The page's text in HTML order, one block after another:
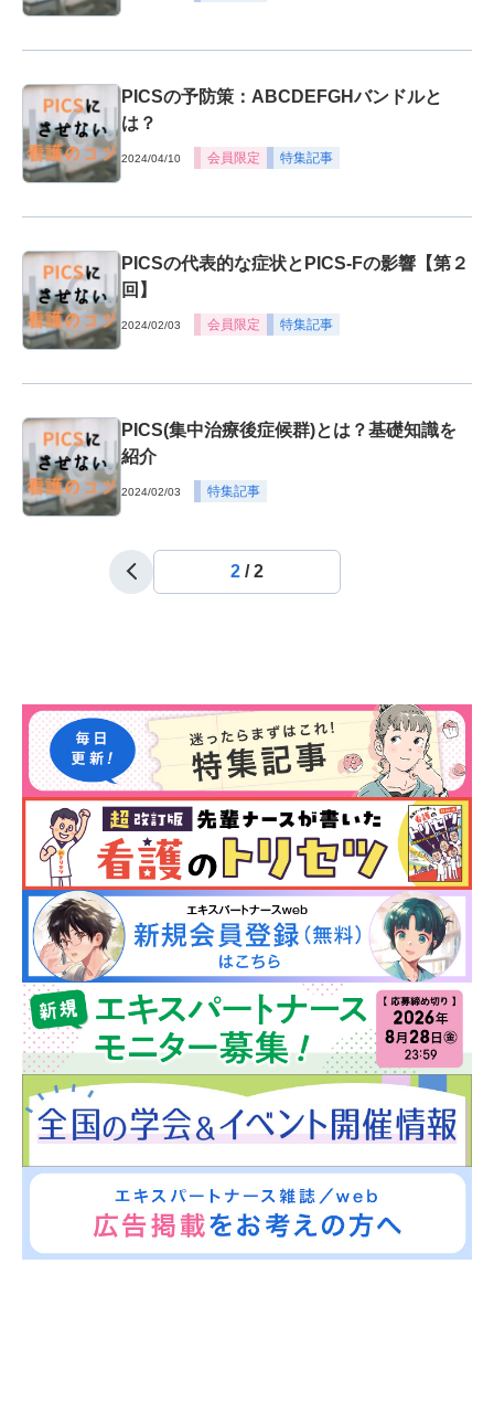
PICSの予防策：ABCDEFGHバンドルと
は？
2024/04/10 会員限定 特集記事
PICSの代表的な症状とPICS-Fの影響【第２
回】
2024/02/03 会員限定 特集記事
PICS(集中治療後症候群)とは？基礎知識を
紹介
2024/02/03 特集記事
2 /2